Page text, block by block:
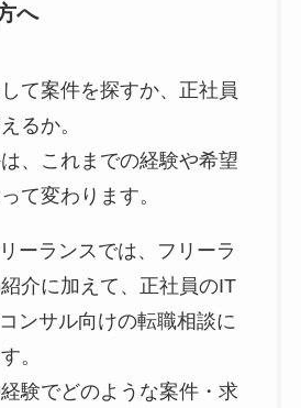
へ
て案件を探すか、正社員
るか。
、これまでの経験や希望
て変わります。
ーランスでは、フリーラ
介に加えて、正社員のIT
ンサル向けの転職相談に
。
験でどのような案件・求